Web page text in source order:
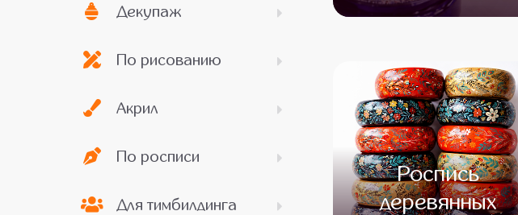
Декупаж
По рисованию
Акрил
По росписи
Для тимбилдинга
Роспись
деревянных